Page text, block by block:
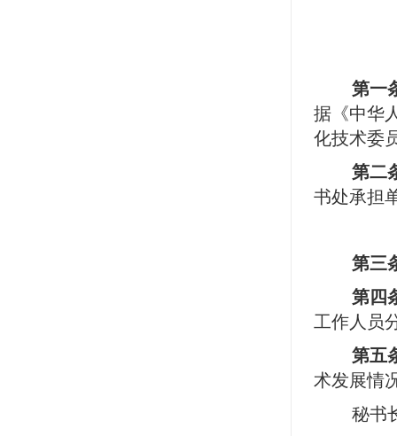
第一
据《中华
化技术委
第二
书处承担
第三
第四
工作人员
第五
术发展情
秘书